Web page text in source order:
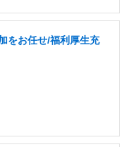
をお任せ/福利厚生充